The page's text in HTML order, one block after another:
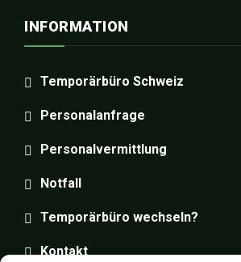
INFORMATION
Temporärbüro Schweiz
Personalanfrage
Personalvermittlung
Notfall
Temporärbüro wechseln?
Kontakt